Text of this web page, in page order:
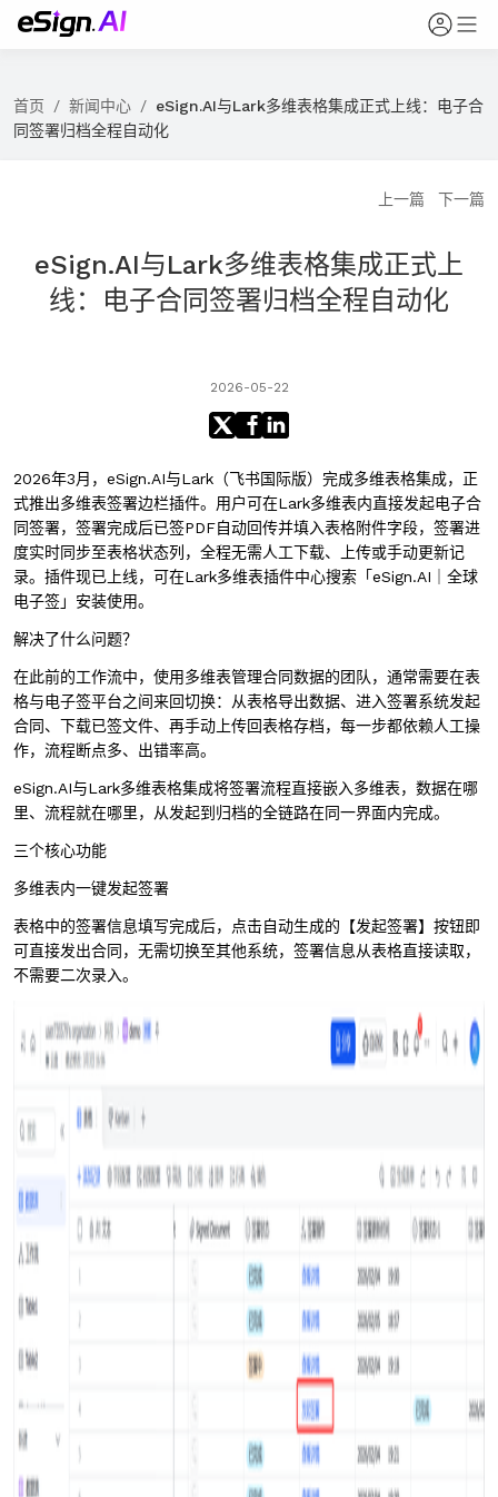
首页 / 新闻中心 / eSign.AI与Lark多维表格集成正式上线：电子合
同签署归档全程自动化
上一篇 下一篇
eSign.AI与Lark多维表格集成正式上
线：电子合同签署归档全程自动化
2026-05-22
2026年3月，eSign.AI与Lark（飞书国际版）完成多维表格集成，正
式推出多维表签署边栏插件。用户可在Lark多维表内直接发起电子合
同签署，签署完成后已签PDF自动回传并填入表格附件字段，签署进
度实时同步至表格状态列，全程无需人工下载、上传或手动更新记
录。插件现已上线，可在Lark多维表插件中心搜索「eSign.AI｜全球
电子签」安装使用。
解决了什么问题？
在此前的工作流中，使用多维表管理合同数据的团队，通常需要在表
格与电子签平台之间来回切换：从表格导出数据、进入签署系统发起
合同、下载已签文件、再手动上传回表格存档，每一步都依赖人工操
作，流程断点多、出错率高。
eSign.AI与Lark多维表格集成将签署流程直接嵌入多维表，数据在哪
里、流程就在哪里，从发起到归档的全链路在同一界面内完成。
三个核心功能
多维表内一键发起签署
表格中的签署信息填写完成后，点击自动生成的【发起签署】按钮即
可直接发出合同，无需切换至其他系统，签署信息从表格直接读取，
不需要二次录入。